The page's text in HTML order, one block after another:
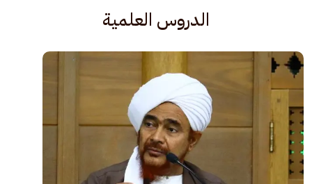
الدروس العلمية
الصورة